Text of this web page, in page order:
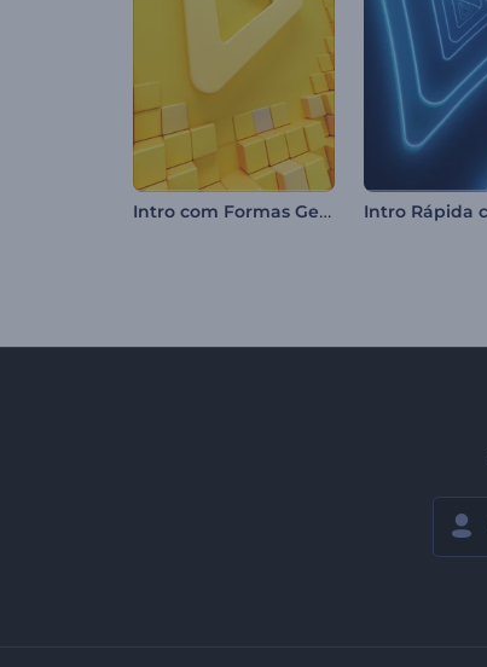
Intro com Formas Geométricas Limpas